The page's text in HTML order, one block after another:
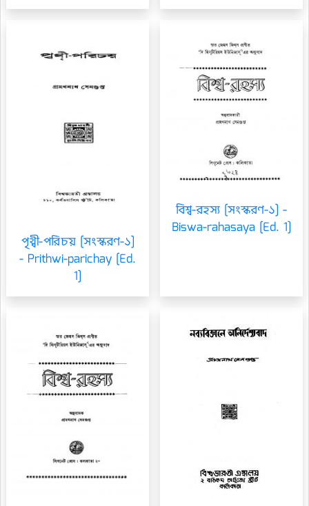
পৃথ্বী-পরিচয় [সংস্করণ-১]
- Prithwi-parichay [Ed.
1]
বিশ্ব-রহস্য [সংস্করণ-১] -
Biswa-rahasaya [Ed. 1]